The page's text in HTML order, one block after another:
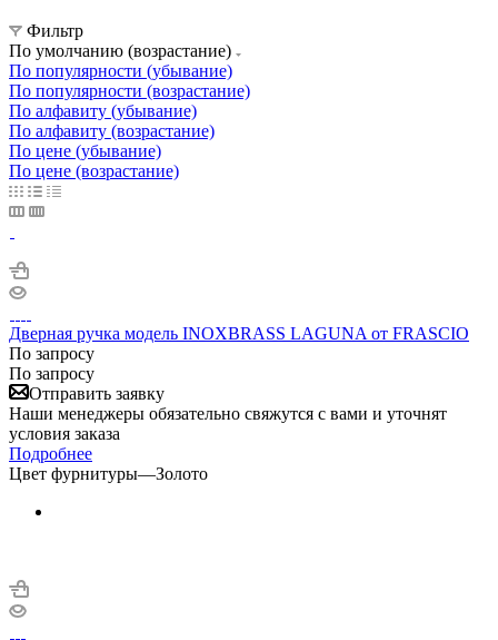
Фильтр
По умолчанию (возрастание)
По популярности (убывание)
По популярности (возрастание)
По алфавиту (убывание)
По алфавиту (возрастание)
По цене (убывание)
По цене (возрастание)
Дверная ручка модель INOXBRASS LAGUNA от FRASCIO
По запросу
По запросу
Отправить заявку
Наши менеджеры обязательно свяжутся с вами и уточнят
условия заказа
Подробнее
Цвет фурнитуры—Золото